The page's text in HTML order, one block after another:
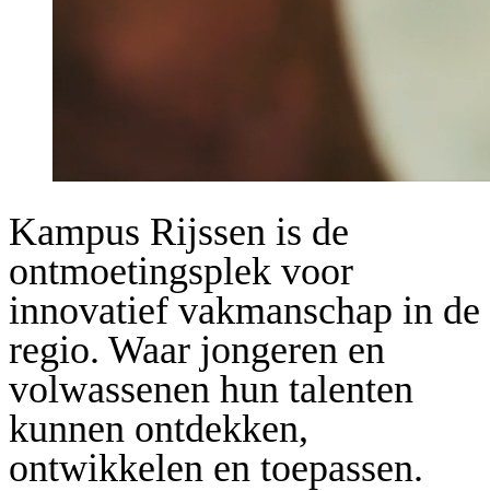
Kampus Rijssen is de
ontmoetingsplek voor
innovatief vakmanschap in de
regio. Waar jongeren en
volwassenen hun talenten
kunnen ontdekken,
ontwikkelen en toepassen.